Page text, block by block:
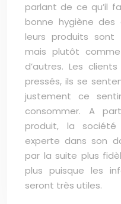
parlant de ce qu’il
bonne hygiène des
leurs produits sont
mais plutôt
d’autres. Les
pressés, ils se
justement ce
consommer. A
produit, la
experte dans son
par la suite plus
plus puisque les
seront très utiles.